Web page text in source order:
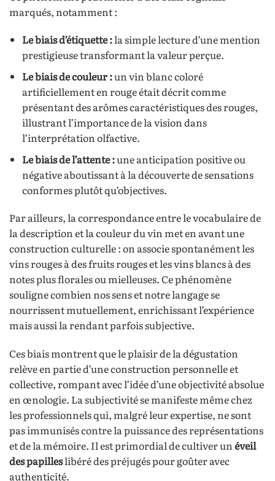
marqués, notamment :
Le biais d’étiquette :la simple lecture d’une mention
prestigieuse transformant la valeur perçue.
Le biais de couleur :un vin blanc coloré
artificiellement en rouge était décrit comme
présentant des arômes caractéristiques des rouges,
illustrant l’importance de la vision dans
l’interprétation olfactive.
Le biais de l’attente :une anticipation positive ou
négative aboutissant à la découverte de sensations
conformes plutôt qu’objectives.
Par ailleurs, la correspondance entre le vocabulaire de
la description et la couleur du vin met en avant une
construction culturelle : on associe spontanément les
vins rouges à des fruits rouges et les vins blancs à des
notes plus florales ou mielleuses. Ce phénomène
souligne combien nos sens et notre langage se
nourrissent mutuellement, enrichissant l’expérience
mais aussi la rendant parfois subjective.
Ces biais montrent que le plaisir de la dégustation
relève en partie d’une construction personnelle et
collective, rompant avec l’idée d’une objectivité absolue
en œnologie. La subjectivité se manifeste même chez
les professionnels qui, malgré leur expertise, ne sont
pas immunisés contre la puissance des représentations
et de la mémoire. Il est primordial de cultiver unéveil
des papilleslibéré des préjugés pour goûter avec
authenticité.